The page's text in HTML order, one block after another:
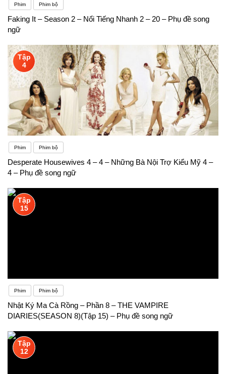
Phim Phim bộ
Faking It – Season 2 – Nổi Tiếng Nhanh 2 – 20 – Phụ đề song
ngữ
Tập
4
Phim Phim bộ
Desperate Housewives 4 – 4 – Những Bà Nội Trợ Kiểu Mỹ 4 –
4 – Phụ đề song ngữ
Tập
15
Phim Phim bộ
Nhật Ký Ma Cà Rồng – Phần 8 – THE VAMPIRE
DIARIES(SEASON 8)(Tập 15) – Phụ đề song ngữ
Tập
12